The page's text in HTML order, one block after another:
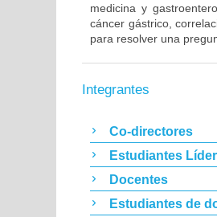
medicina y
cáncer gástrico,
para resolver una
Integrantes
Co-directores
Estudiantes
Docentes
Estudiantes de